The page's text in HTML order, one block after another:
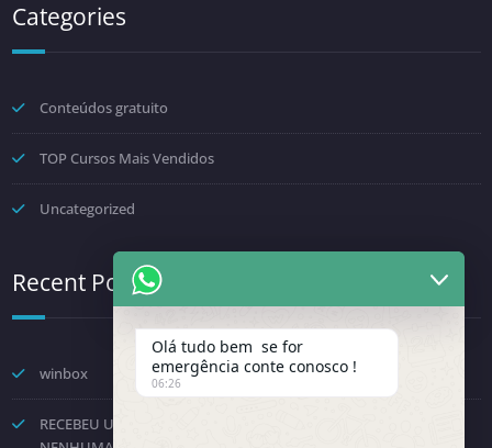
Categories
Conteúdos gratuito
TOP Cursos Mais Vendidos
Uncategorized
Recent Posts
winbox
RECEBEU UMA NOTIFICAÇÃO DA FENINFRA? NÃO TOME
Olá tudo bem se for
emergência conte conosco !
06:26